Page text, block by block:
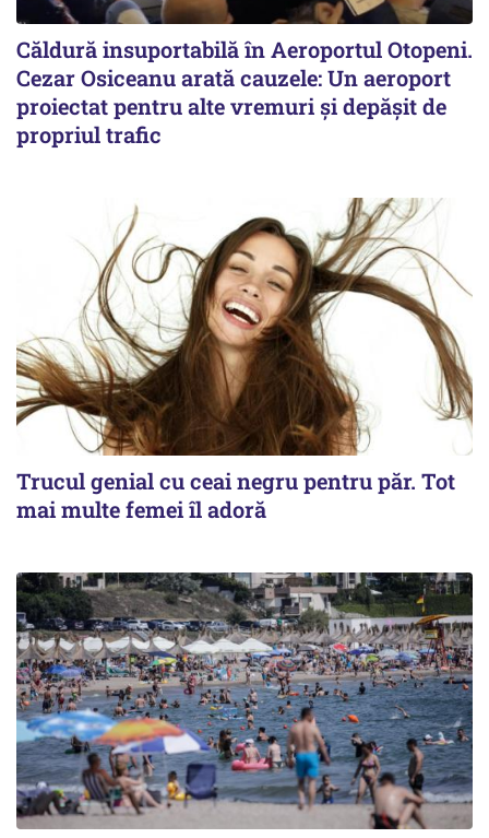
Căldură insuportabilă în Aeroportul Otopeni.
Cezar Osiceanu arată cauzele: Un aeroport
proiectat pentru alte vremuri și depășit de
propriul trafic
Trucul genial cu ceai negru pentru păr. Tot
mai multe femei îl adoră